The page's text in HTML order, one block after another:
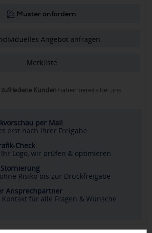
Muster anfordern
Angebot anfragen
Merkliste
zufriedene Kunden haben bereits bei uns
per Mail
erst nach Ihrer Freigabe
Check
Ihr Logo, wir prüfen & optimieren
Risiko bis zur Druckfreigabe
Ansprechpartner
für alle Fragen & Wünsche